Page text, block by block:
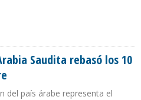
Saudita rebasó los 10
del país árabe representa el